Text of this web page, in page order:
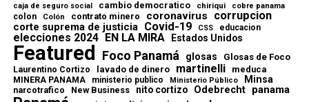
caja de seguro social cambio democratico chiriqui cobre panama
colon Colón contrato minero coronavirus corrupcion
corte suprema de justicia Covid-19 CSS educacion
elecciones 2024 EN LA MIRA Estados Unidos
Featured Foco Panamá glosas Glosas de Foco
Laurentino Cortizo lavado de dinero martinelli meduca
MINERA PANAMA ministerio publico Ministerio Público Minsa
narcotrafico New Business nito cortizo Odebrecht panama